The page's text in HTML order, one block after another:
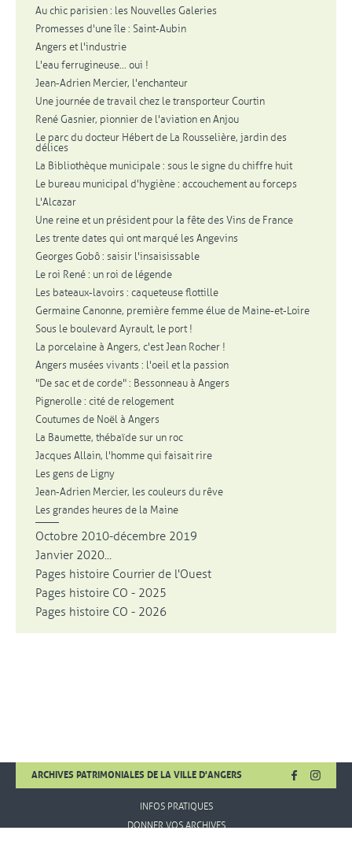
Au chic parisien : les Nouvelles Galeries
Promesses d'une île : Saint-Aubin
Angers et l'industrie
L'eau ferrugineuse... oui !
Jean-Adrien Mercier, l'enchanteur
Une journée de travail chez le transporteur Courtin
René Gasnier, pionnier de l'aviation en Anjou
Le parc du docteur Hébert de La Rousselière, jardin des
délices
La Bibliothèque municipale : sous le signe du chiffre huit
Le bureau municipal d'hygiène : accouchement au forceps
L'Alcazar
Une reine et un président pour la fête des Vins de France
Les trente dates qui ont marqué les Angevins
Georges Gobô : saisir l'insaisissable
Le roi René : un roi de légende
Les bateaux-lavoirs : caqueteuse flottille
Germaine Canonne, première femme élue de Maine-et-Loire
Sous le boulevard Ayrault, le port !
La porcelaine à Angers, c'est Jean Rocher !
Angers musées vivants : l'oeil et la passion
"De sac et de corde" : Bessonneau à Angers
Pignerolle : cité de relogement
Coutumes de Noël à Angers
La Baumette, thébaïde sur un roc
Jacques Allain, l'homme qui faisait rire
Les gens de Ligny
Jean-Adrien Mercier, les couleurs du rêve
Les grandes heures de la Maine
Octobre 2010-décembre 2019
Janvier 2020...
Pages histoire Courrier de l'Ouest
Pages histoire CO - 2025
Pages histoire CO - 2026
ARCHIVES PATRIMONIALES DE LA VILLE D'ANGERS FACEBOOK
, OUVRE
,
INFOS PRATIQUES
DONNER VOS ARCHIVES